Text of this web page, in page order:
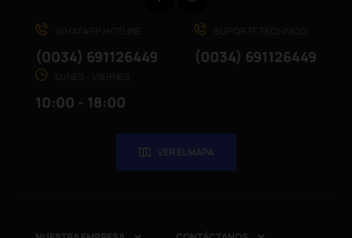
(0034) 691126449 (0034) 691126449
10:00 - 18:00
VER EL MAPA